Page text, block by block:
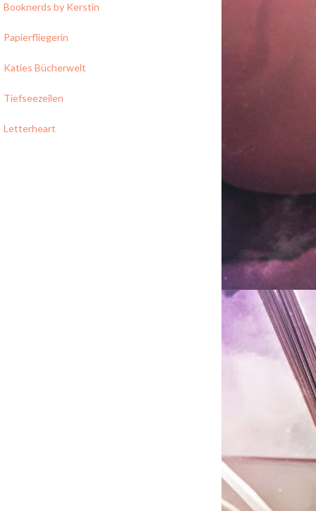
Booknerds by Kerstin
Papierfliegerin
Katies Bücherwelt
Tiefseezeilen
Letterheart